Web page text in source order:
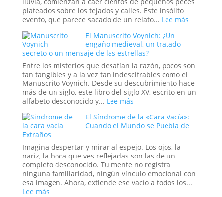
Global
en
Era
Trump
plateados sobre los tejados y calles. Este insólito
evento, que parece sacado de un relato... Lee más:
sus
El
Misterio
Ciencia
de
El Manuscrito Voynich: ¿Un
engaño medieval, un tratado
secreto o un mensaje de las estrellas?
Entre los misterios que desafían la razón, pocos son
tan tangibles y a la vez tan indescifrables como el
Manuscrito Voynich. Desde su descubrimiento hace
más de un siglo, este libro del siglo XV, escrito en un
alfabeto desconocido y... Lee más:
Manuscrito
Voynich:
engaño
medieval,
un
tratado
secreto
El Síndrome de la «Cara Vacía»:
Cuando el Mundo se Puebla de
Extraños
Imagina despertar y mirar al espejo. Los ojos, la
nariz, la boca que ves reflejadas son las de un
completo desconocido. Tu mente no registra
ninguna familiaridad, ningún vínculo emocional con
esa imagen. Ahora, extiende ese vacío a todos los...
Lee más: